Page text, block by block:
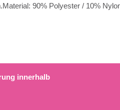
90% Polyester / 10%
innerhalb